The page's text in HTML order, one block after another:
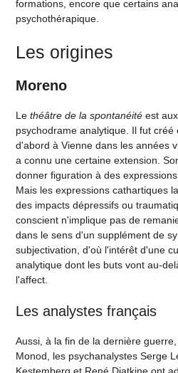
formations, encore que certains
psychothérapique.
Les origines
Moreno
Le théâtre de la spontanéité est
psychodrame analytique. Il fut
d'abord à Vienne dans les années
a connu une certaine extension.
donner figuration à des
Mais les expressions cathartiques
des impacts dépressifs ou
conscient n'implique pas de
dans le sens d'un supplément de
subjectivation, d'où l'intérêt d'une
analytique dont les buts vont au-
l'affect.
Les analystes français
Aussi, à la fin de la dernière
Monod, les psychanalystes Serge